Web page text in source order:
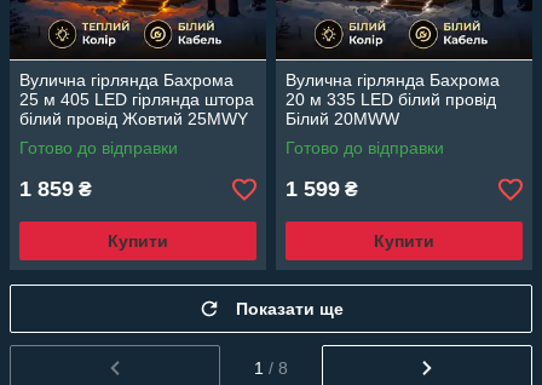
Вулична гірлянда Бахрома
25 м 405 LED гірлянда штора
білий провід Жовтий 25MWY
Готово до відправки
1 859 ₴
Купити
Вулична гірлянда Бахрома
20 м 335 LED білий провід
Білий 20MWW
Готово до відправки
1 599 ₴
Купити
Показати ще
1 / 8